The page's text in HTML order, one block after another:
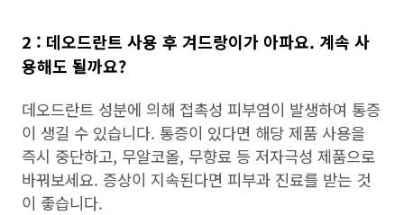
2 : 데오드란트 사용 후 겨드랑이가 아파요. 계속 사
용해도 될까요?
데오드란트 성분에 의해 접촉성 피부염이 발생하여 통증
이 생길 수 있습니다. 통증이 있다면 해당 제품 사용을
즉시 중단하고, 무알코올, 무향료 등 저자극성 제품으로
바꿔보세요. 증상이 지속된다면 피부과 진료를 받는 것
이 좋습니다.